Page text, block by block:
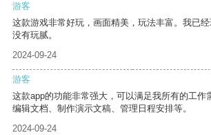
游客
这款游戏非常好玩，画面精美，玩法丰富。我已
没有玩腻。
2024-09-24
游客
这款app的功能非常强大，可以满足我所有的工作
编辑文档、制作演示文稿、管理日程安排等。
2024-09-24